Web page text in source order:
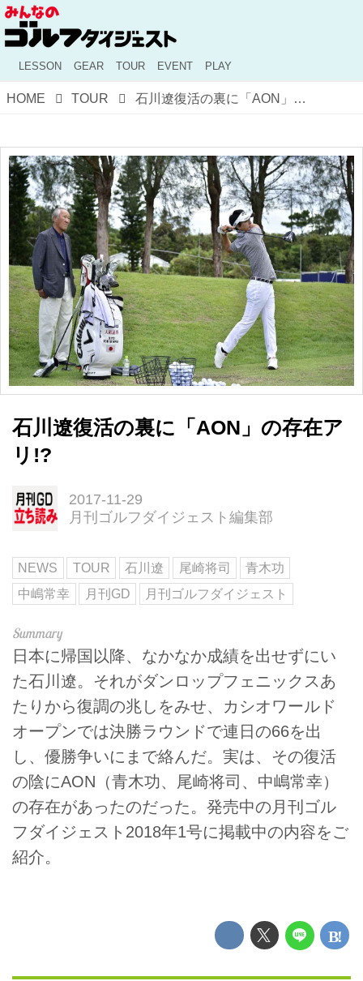
LESSON GEAR TOUR EVENT PLAY
HOME TOUR 石川遼復活の裏に「AON」の存在アリ!?
石川遼復活の裏に「AON」の存在ア
リ!?
2017-11-29
月刊ゴルフダイジェスト編集部
NEWS TOUR 石川遼 尾崎将司
青木功
中嶋常幸
月刊GD 月刊ゴルフダイジェスト
日本に帰国以降、なかなか成績を出せずにい
た石川遼。それがダンロップフェニックスあ
たりから復調の兆しをみせ、カシオワールド
オープンでは決勝ラウンドで連日の66を出
し、優勝争いにまで絡んだ。実は、その復活
の陰にAON（青木功、尾崎将司、中嶋常幸）
の存在があったのだった。発売中の月刊ゴル
フダイジェスト2018年1号に掲載中の内容をご
紹介。